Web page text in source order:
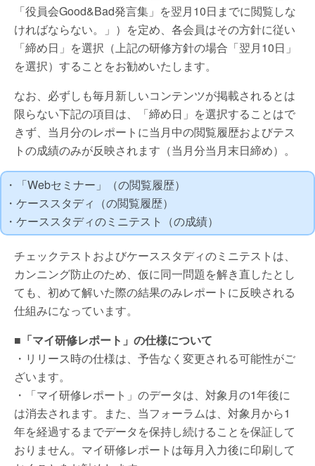
「役員会Good&Bad発言集」を翌月10日までに閲覧しな
ければならない。」）を定め、各会員はその方針に従い
「締め日」を選択（上記の研修方針の場合「翌月10日」
を選択）することをお勧めいたします。
なお、必ずしも毎月新しいコンテンツが掲載されるとは
限らない下記の項目は、「締め日」を選択することはで
きず、当月分のレポートに当月中の閲覧履歴およびテス
トの成績のみが反映されます（当月分当月末日締め）。
・「Webセミナー」（の閲覧履歴）
・ケーススタディ（の閲覧履歴）
・ケーススタディのミニテスト（の成績）
チェックテストおよびケーススタディのミニテストは、
カンニング防止のため、仮に同一問題を解き直したとし
ても、初めて解いた際の結果のみレポートに反映される
仕組みになっています。
■「マイ研修レポート」の仕様について
・リリース時の仕様は、予告なく変更される可能性がご
ざいます。
・「マイ研修レポート」のデータは、対象月の1年後に
は消去されます。また、当フォーラムは、対象月から1
年を経過するまでデータを保持し続けることを保証して
おりません。マイ研修レポートは毎月入力後に印刷して